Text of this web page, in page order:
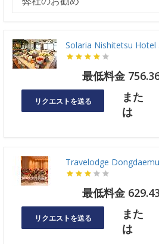
Solaria Nishitetsu
最低料金
リクエストを送る
また
は
Travelodge
最低料金
リクエストを送る
また
は